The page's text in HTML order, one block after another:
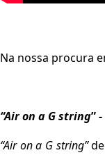
Na nossa procura
“Air on a G string”
“Air on a G string”de